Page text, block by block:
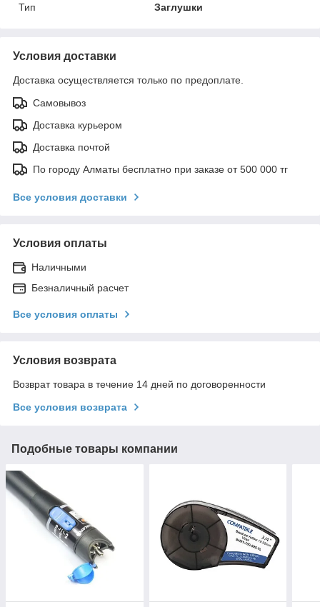
Тип
Заглушки
Условия доставки
Доставка осуществляется только по предоплате.
Самовывоз
Доставка курьером
Доставка почтой
По городу Алматы бесплатно при заказе от 500 000 тг
Все условия доставки
Условия оплаты
Наличными
Безналичный расчет
Все условия оплаты
Условия возврата
Возврат товара в течение 14 дней по договоренности
Все условия возврата
Подобные товары компании